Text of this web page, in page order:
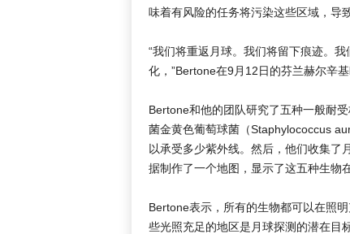
味着有风险的任务将污染这些区域，导
“我们将重返月球。我们将留下痕迹。
化，”Bertone在9月12日的芬兰赫尔辛
Bertone和他的团队研究了五种一般耐
菌金黄色葡萄球菌（Staphylococcus
以承受多少紫外线。然后，他们收集了
据制作了一个地图，显示了这五种生物
Bertone表示，所有的生物都可以在照
些光照充足的地区是月球探测的潜在目